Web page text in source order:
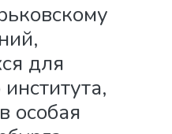
для
особая